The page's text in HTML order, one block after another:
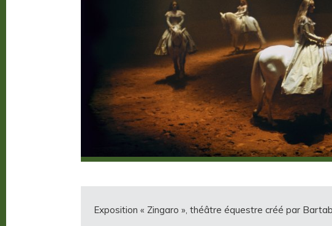
Exposition « Zingaro », théâtre équestre créé par